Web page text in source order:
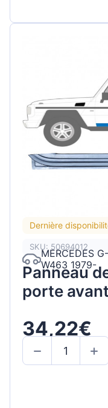
Dernière
SKU: 50694012
MERCEDES
W463 1979-
Panneau
porte
34,22€